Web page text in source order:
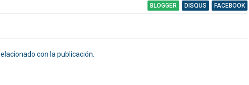
BLOGGER DISQUS FACEBOOK
con la publicación.